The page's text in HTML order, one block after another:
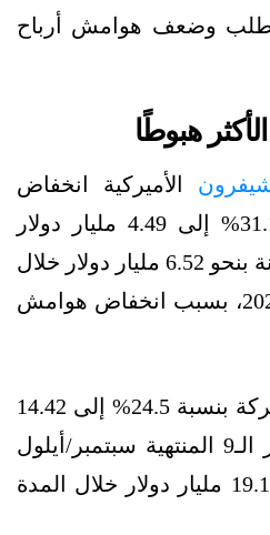
الطلب وضعف هوامش أرباح
هبوطًا
الأميركية انخفاض
صافي أرباحها بنسبة 31.1% إلى 4.49 مليار دولار
خلال الربع الثالث، مقارنة بنحو 6.52 مليار دولار خلال
المدة نفسها من عام 2023، بسبب انخفاض هوامش
كما انخفضت أرباح الشركة بنسبة 24.5% إلى 14.42
مليار دولار خلال الأشهر الـ9 المنتهية سبتمبر/أيلول
الماضي، مقارنة بنحو 19.11 مليار دولار خلال المدة